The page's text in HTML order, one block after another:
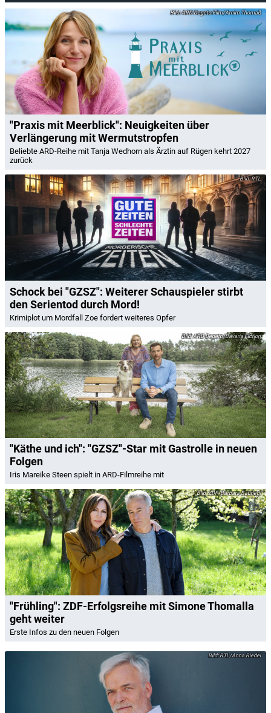
ARD Degeto Film/Arnim Thomaß
"Praxis mit Meerblick": Neuigkeiten über
Verlängerung mit Wermutstropfen
Beliebte ARD-Reihe mit Tanja Wedhorn als Ärztin auf Rügen kehrt 2027
zurück
RTL
Schock bei "GZSZ": Weiterer Schauspieler stirbt
den Serientod durch Mord!
Krimiplot um Mordfall Zoe fordert weiteres Opfer
ARD Degeto/Bavaria Fiction
"Käthe und ich": "GZSZ"-Star mit Gastrolle in neuen
Folgen
Iris Mareike Steen spielt in ARD-Filmreihe mit
ZDF/Barbara Bauriedl
"Frühling": ZDF-Erfolgsreihe mit Simone Thomalla
geht weiter
Erste Infos zu den neuen Folgen
RTL/Anna Riedel